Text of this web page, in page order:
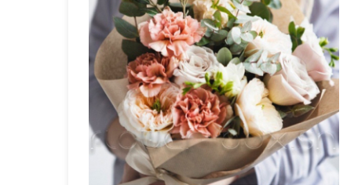
Составим под ваш бюджет